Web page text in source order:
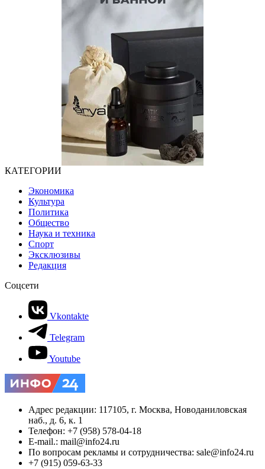
КАТЕГОРИИ
Экономика
Культура
Политика
Общество
Наука и техника
Спорт
Эксклюзивы
Редакция
Соцсети
Vkontakte
Telegram
Youtube
Адрес редакции: 117105, г. Москва, Новоданиловская
наб., д. 6, к. 1
Телефон: +7 (958) 578-04-18
E-mail.: mail@info24.ru
По вопросам рекламы и сотрудничества: sale@info24.ru
+7 (915) 059-63-33